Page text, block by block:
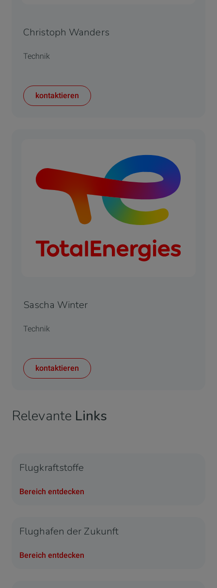
Christoph Wanders
Technik
kontaktieren
Sascha Winter
Technik
kontaktieren
Relevante Links
Flugkraftstoffe
Bereich entdecken
Flughafen der Zukunft
Bereich entdecken